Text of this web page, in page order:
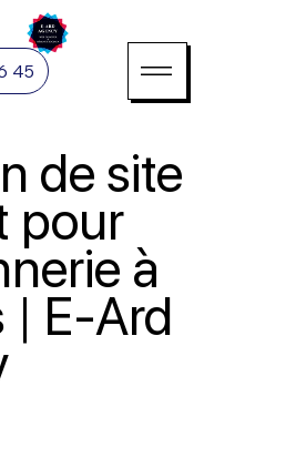
45
de site
pour
à
| E-Ard